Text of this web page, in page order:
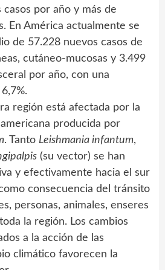
por año y más de
En América actualmente se
de 57.228 nuevos casos de
cutáneo-mucosas y 3.499
por año, con una
región está afectada por la
producida por
. Tanto Leishmania infantum,
(su vector) se han
y efectivamente hacia el sur
consecuencia del tránsito
personas, animales, enseres
la región. Los cambios
a la acción de las
climático favorecen la